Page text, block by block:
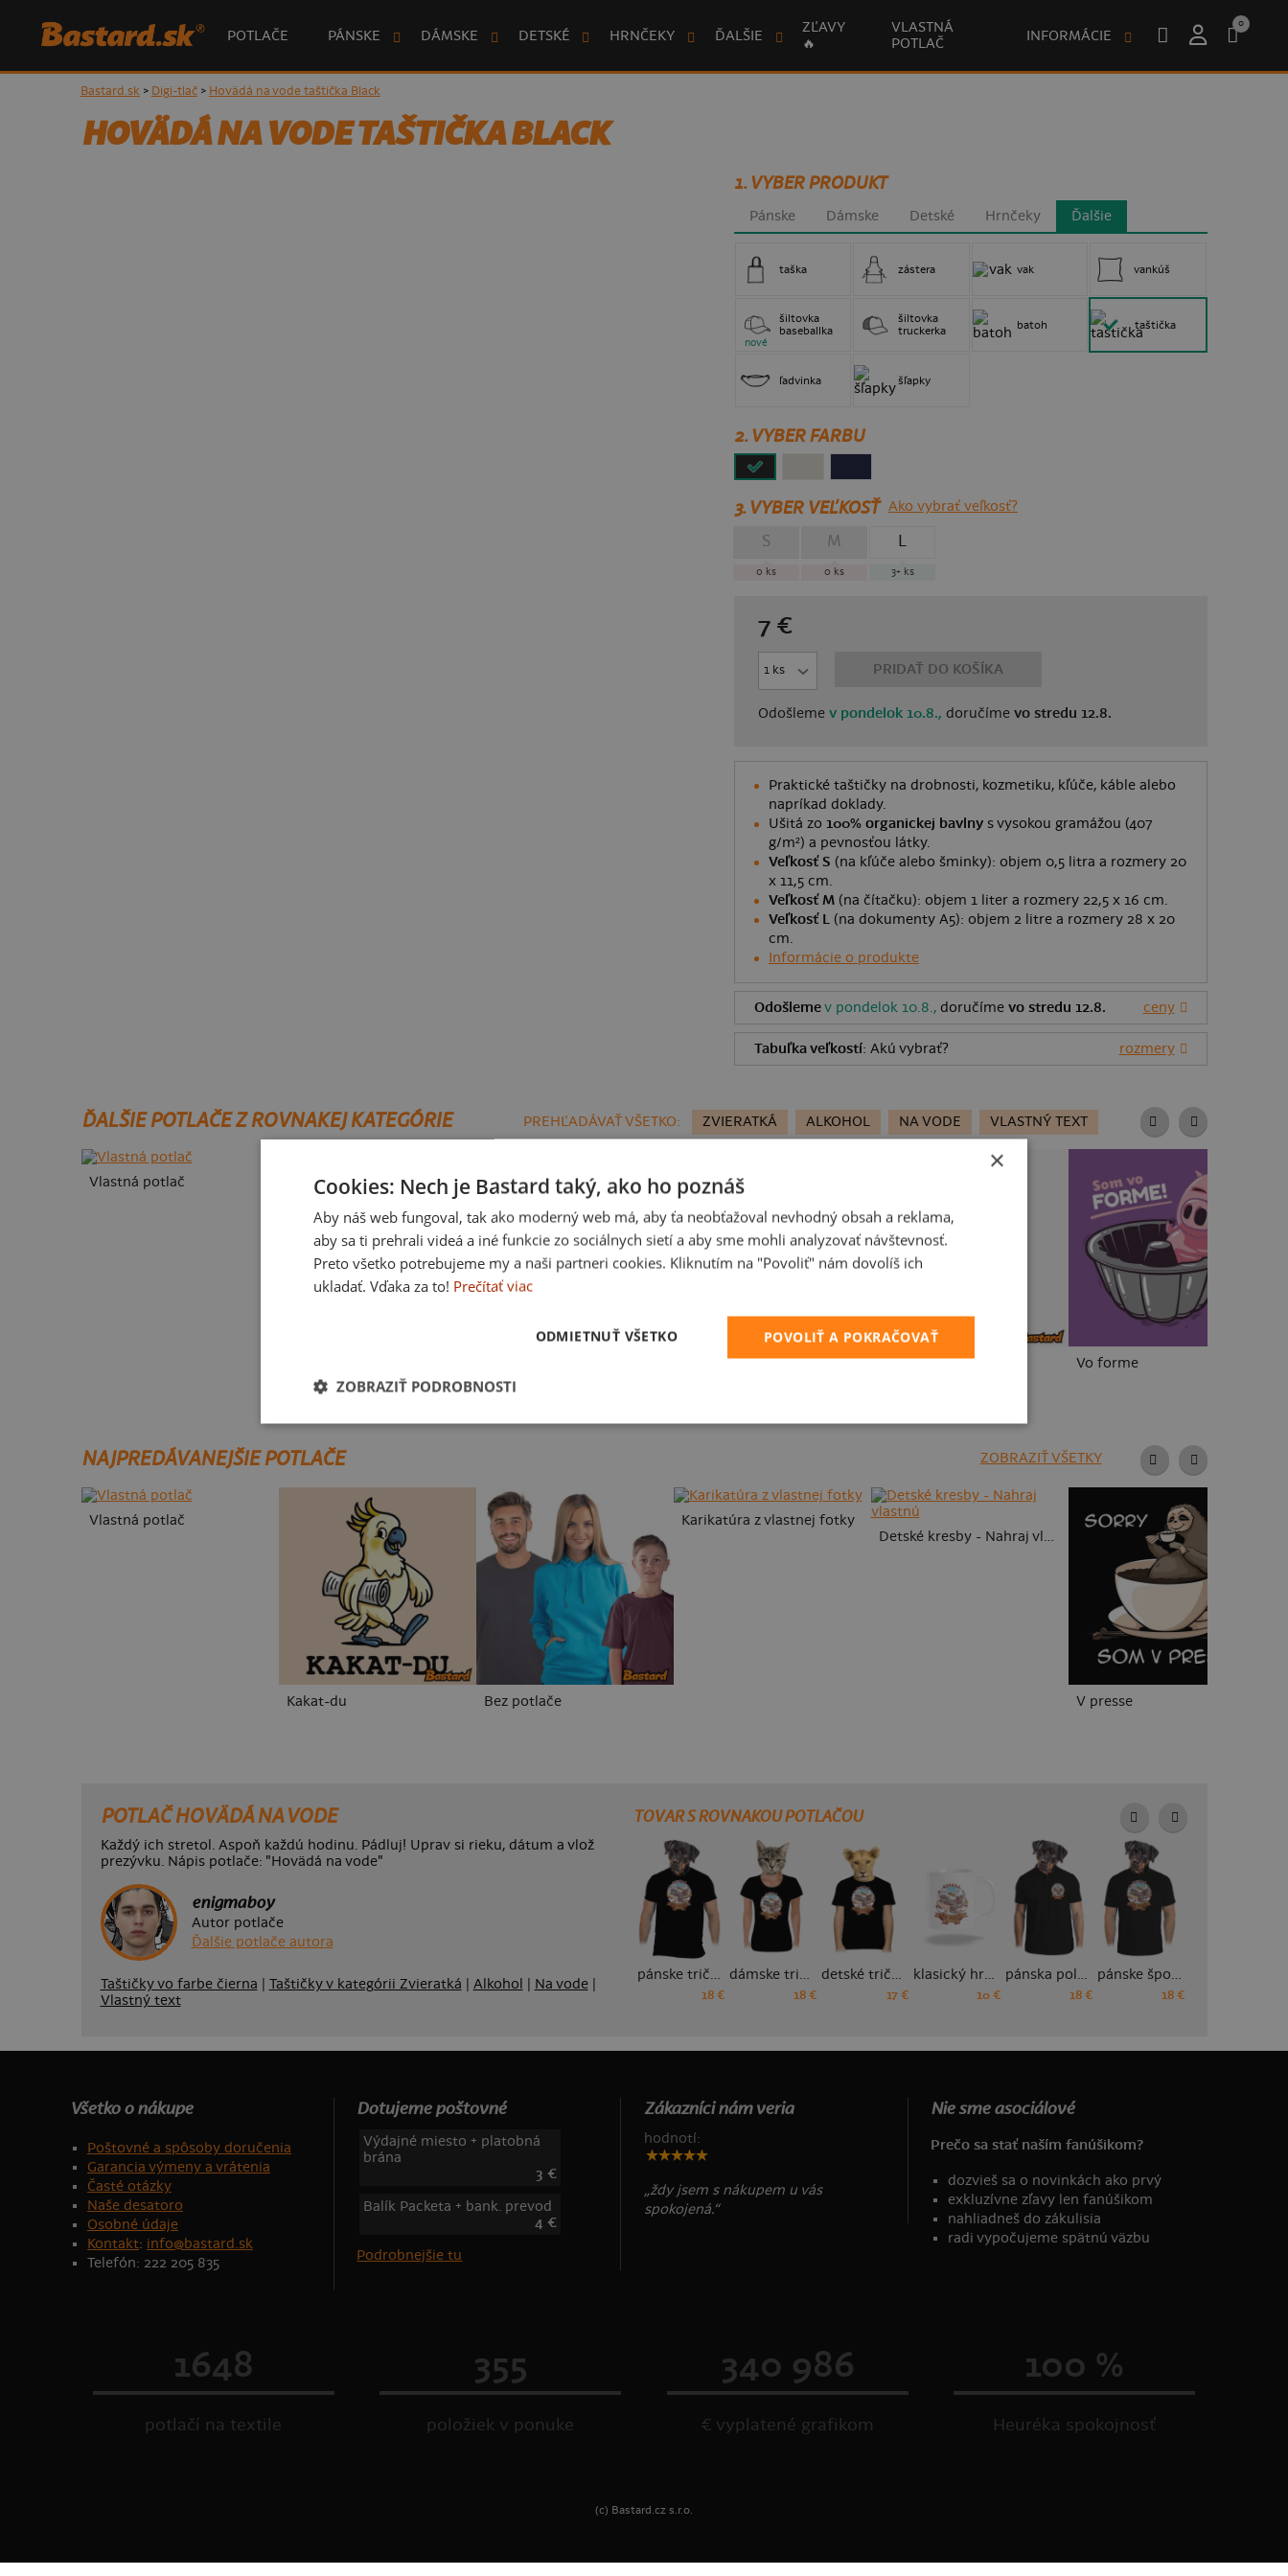
POTLAČE PÁNSKE DÁMSKE DETSKÉ HRNČEKY ĎALŠIE
ZĽAVY
🔥
VLASTNÁ
POTLAČ
INFORMÁCIE
0
Bastard.sk> Digi-tlač> Hovädá na vode taštička Black
HOVÄDÁ NA VODE TAŠTIČKA BLACK
1. VYBER PRODUKT
Pánske Dámske Detské Hrnčeky Ďalšie
taška zástera vak vankúš
šiltovka
baseballka
nové
šiltovka
truckerka
batoh taštička
ľadvinka šľapky
2. VYBER FARBU
3.VYBER VEĽKOSŤ Ako vybrať veľkosť?
S
0 ks
M
0 ks
L
3+ ks
7 €
PRIDAŤ DO KOŠÍKA
Odošleme v pondelok 10.8., doručíme vo stredu 12.8.
Praktické taštičky na drobnosti, kozmetiku, kľúče, káble alebo
napríkad doklady.
Ušitá zo 100% organickej bavlny s vysokou gramážou (407
g/m²) a pevnosťou látky.
Veľkosť S (na kľúče alebo šminky): objem 0,5 litra a rozmery 20
x 11,5 cm.
Veľkosť M (na čítačku): objem 1 liter a rozmery 22,5 x 16 cm.
Veľkosť L (na dokumenty A5): objem 2 litre a rozmery 28 x 20
cm.
Informácie o produkte
Odošlemev pondelok 10.8., doručíme vo stredu 12.8. ceny
Tabuľka veľkostí: Akú vybrať? rozmery
ĎALŠIE POTLAČE Z ROVNAKEJ KATEGÓRIE PREHĽADÁVAŤ VŠETKO: ZVIERATKÁ ALKOHOL NA VODE VLASTNÝ TEXT
Vlastná potlač
Detské kresby - Nahraj vlastnú
V presse Neklidný bez piva Vo forme
NAJPREDÁVANEJŠIE POTLAČE ZOBRAZIŤ VŠETKY
Vlastná potlač
Kakat-du Bez potlače
Karikatúra z vlastnej fotky
Detské kresby - Nahraj vlastnú
V presse
POTLAČ HOVÄDÁ NA VODE
Každý ich stretol. Aspoň každú hodinu. Pádluj! Uprav si rieku, dátum a vlož
prezývku. Nápis potlače: "Hovädá na vode"
enigmaboy
Autor potlače
Ďalšie potlače autora
Taštičky vo farbe čierna Taštičky v kategórii Zvieratká Alkohol Na vode|
Vlastný text
TOVAR S ROVNAKOU POTLAČOU
pánske tričko
18 €
dámske tričko
18 €
detské tričko
17 €
klasický hrnček
10 €
pánska polokošeľa
18 €
pánske športové tričko
18 €
Všetko o nákupe
Poštovné a spôsoby doručenia
Garancia výmeny a vrátenia
Časté otázky
Naše desatoro
Osobné údaje
Kontakt: info@bastard.sk
Telefón: 222 205 835
Dotujeme poštovné
Výdajné miesto + platobná
brána
3 €
Balík Packeta + bank. prevod
4 €
Podrobnejšie tu
Zákazníci nám veria
hodnotí:
„ždy jsem s nákupem u vás
spokojená.“
Nie sme asociálové
Prečo sa stať naším fanúšikom?
dozvieš sa o novinkách ako prvý
exkluzívne zľavy len fanúšikom
nahliadneš do zákulisia
radi vypočujeme spätnú väzbu
1648
potlačí na textile
355
položiek v ponuke
340 986
€ vyplatené grafikom
100 %
Heuréka spokojnosť
(c) Bastard.cz s.r.o.
×
Cookies: Nech je Bastard taký, ako ho poznáš
Aby náš web fungoval, tak ako moderný web má, aby ťa neobťažoval nevhodný obsah a reklama,
aby sa ti prehrali videá a iné funkcie zo sociálnych sietí a aby sme mohli analyzovať návštevnosť.
Preto všetko potrebujeme my a naši partneri cookies. Kliknutím na "Povoliť" nám dovolíš ich
ukladať. Vďaka za to! Prečítať viac
POVOLIŤ A POKRAČOVAŤ
ODMIETNUŤ VŠETKO
ZOBRAZIŤ PODROBNOSTI